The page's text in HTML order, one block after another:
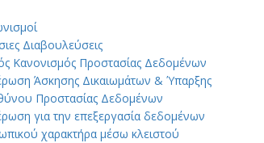
Διαβουλεύσεις
Κανονισμός Προστασίας Δεδομένων
Άσκησης Δικαιωμάτων & Ύπαρξης
Προστασίας Δεδομένων
για την επεξεργασία δεδομένων
χαρακτήρα μέσω κλειστού